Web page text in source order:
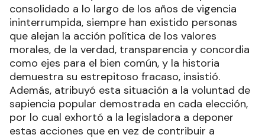
consolidado a lo largo de los años de vigencia
ininterrumpida, siempre han existido personas
que alejan la acción política de los valores
morales, de la verdad, transparencia y concordia
como ejes para el bien común, y la historia
demuestra su estrepitoso fracaso, insistió.
Además, atribuyó esta situación a la voluntad de
sapiencia popular demostrada en cada elección,
por lo cual exhortó a la legisladora a deponer
estas acciones que en vez de contribuir a